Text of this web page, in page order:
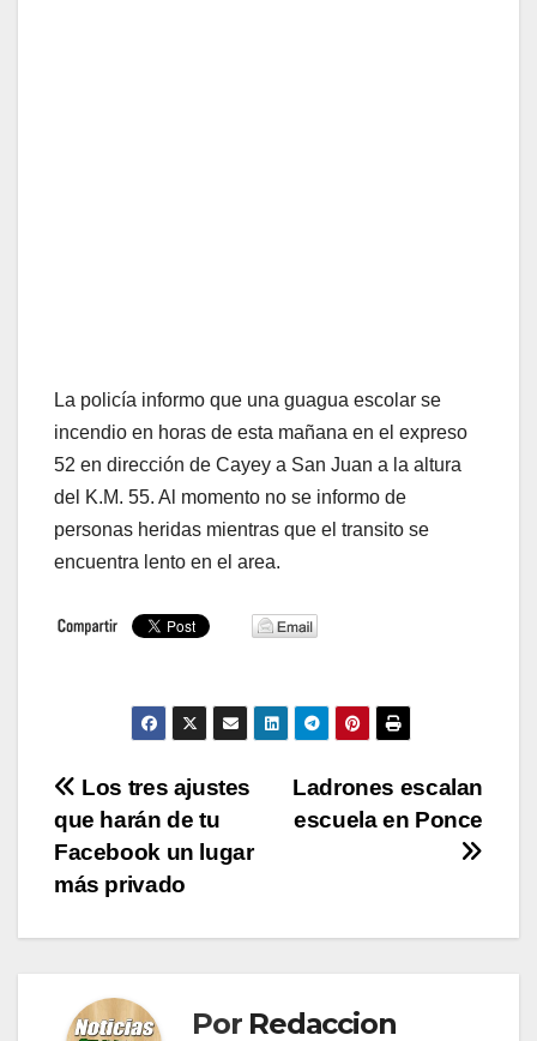
La policía informo que una guagua escolar se
incendio en horas de esta mañana en el expreso
52 en dirección de Cayey a San Juan a la altura
del K.M. 55. Al momento no se informo de
personas heridas mientras que el transito se
encuentra lento en el area.
Navegación
de
entradas
Ladrones escalan
escuela en Ponce
Los tres ajustes
que harán de tu
Facebook un lugar
más privado
Por Redaccion